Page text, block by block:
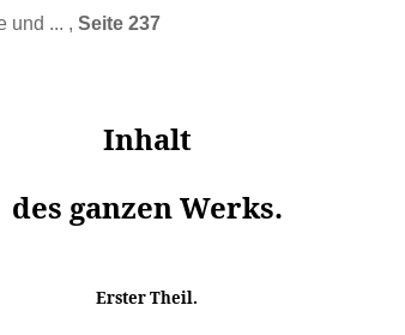
und ... , Seite 237
Inhalt
des ganzen Werks.
Erster Theil.